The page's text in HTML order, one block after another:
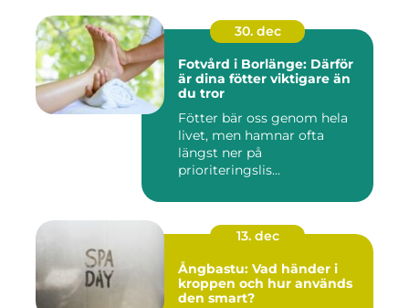
30. dec
Fotvård i Borlänge: Därför
är dina fötter viktigare än
du tror
Fötter bär oss genom hela
livet, men hamnar ofta
längst ner på
prioriteringslis...
13. dec
Ångbastu: Vad händer i
kroppen och hur används
den smart?